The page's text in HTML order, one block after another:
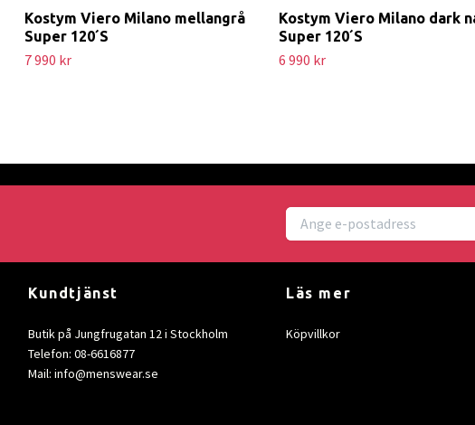
Kostym Viero Milano mellangrå
Super 120´S
7 990 kr
Kostym Viero Milano dark
Super 120´S
6 990 kr
Kundtjänst
Butik på Jungfrugatan 12 i Stockholm
Telefon: 08-6616877
Mail: info@menswear.se
Läs mer
Köpvillkor